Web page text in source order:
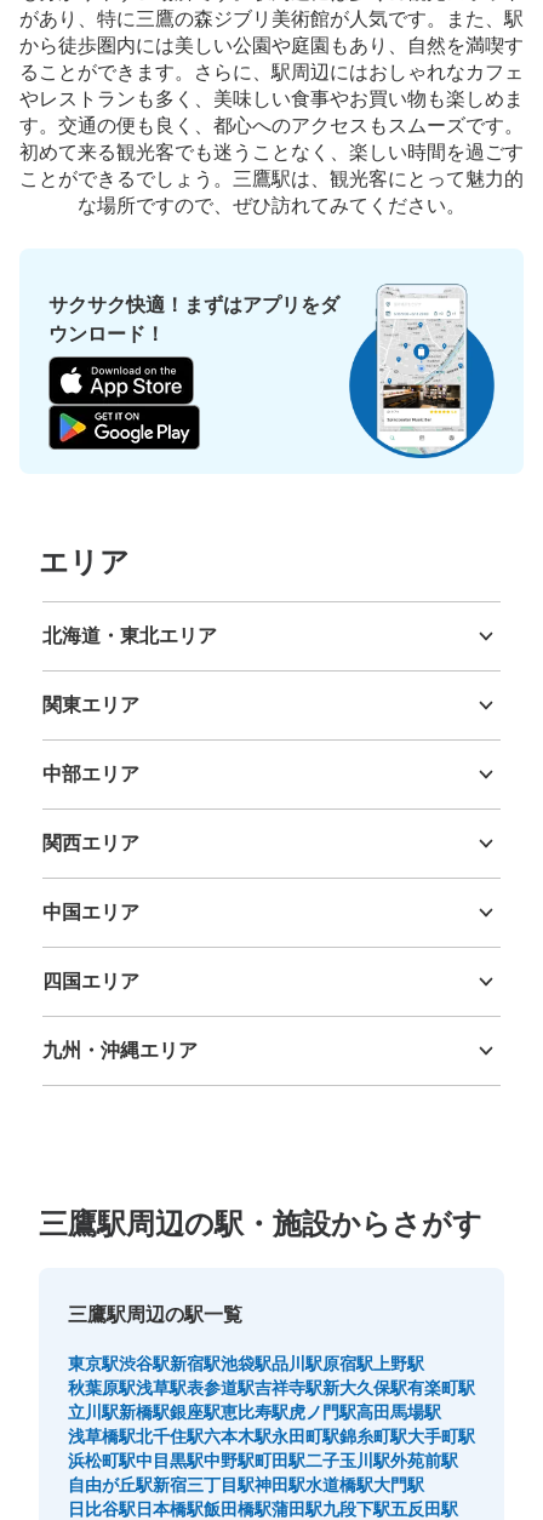
改札を抜けたら左（南口）へ進む。 そのまま直進し、外
に出たら左側のエスカレーターで1階に下りる。下りたら
すぐ左側にある。
保管できる荷物数
4/ ¥700小:30/ ¥400
支払い方法
現金
コインロッカー 西武プラザビル入り口
本日の営業時間:05:00〜
利便性が高いが、駅の半額で預けられることもあり空きは
少ない。
保管できる荷物数
現金
西武プラザ裏コインロッカー
JR吉祥寺駅駅から徒歩3分
利便性が高いが、駅コインロッカーの半額で預けられるこ
ともあり空きは少ない。
があり、特に三鷹の森ジブリ美術館が人気です。また、駅
から徒歩圏内には美しい公園や庭園もあり、自然を満喫す
ることができます。さらに、駅周辺にはおしゃれなカフェ
やレストランも多く、美味しい食事やお買い物も楽しめま
す。交通の便も良く、都心へのアクセスもスムーズです。
初めて来る観光客でも迷うことなく、楽しい時間を過ごす
ことができるでしょう。三鷹駅は、観光客にとって魅力的
な場所ですので、ぜひ訪れてみてください。
サクサク快適！まずはアプリをダ
ウンロード！
エリア
北海道・東北エリア
関東エリア
中部エリア
関西エリア
中国エリア
四国エリア
九州・沖縄エリア
三鷹駅周辺の駅・施設からさがす
三鷹駅周辺の駅一覧
東京駅渋谷駅新宿駅池袋駅品川駅原宿駅 上野駅
秋葉原駅浅草駅表参道駅吉祥寺駅新大久保駅有楽町駅
立川駅新橋駅銀座駅恵比寿駅虎ノ門駅高田馬場駅
浅草橋駅北千住駅六本木駅永田町駅錦糸町駅大手町駅
浜松町駅中目黒駅中野駅町田駅二子玉川駅外苑前駅
自由が丘駅新宿三丁目駅神田駅水道橋駅大門駅
日比谷駅日本橋駅飯田橋駅蒲田駅九段下駅五反田駅